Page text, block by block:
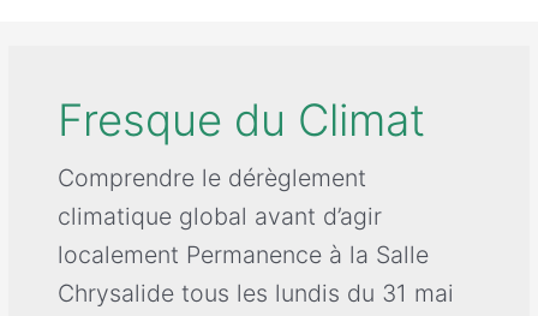
Fresque du Climat
Comprendre le dérèglement
climatique global avant d’agir
localement Permanence à la Salle
Chrysalide tous les lundis du 31 mai